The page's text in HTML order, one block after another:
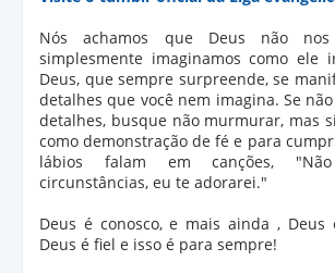
Nós achamos que Deus não
simplesmente imaginamos como ele
Deus, que sempre surpreende, se
detalhes que você nem imagina. Se
detalhes, busque não murmurar, mas
como demonstração de fé e para
lábios falam em canções,
circunstâncias, eu te adorarei."
Deus é conosco, e mais ainda , Deus
Deus é fiel e isso é para sempre!